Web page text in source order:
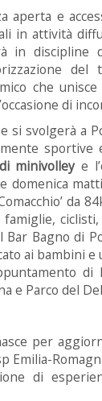
aperta e
in attività
in discipline
che
di
si svolgerà a
sportive
minivolleye
domenica
da
famiglie,
Bagno di
ai bambini e
e Parco del
per
Emilia-
di